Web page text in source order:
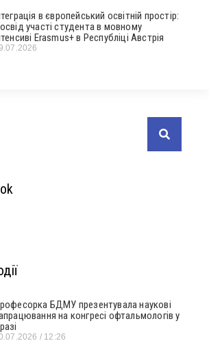
в європейський освітній простір:
участі студента в мовному
Erasmus+ в Республіці Австрія
БДМУ презентувала наукові
на конгресі офтальмологів у
12:26